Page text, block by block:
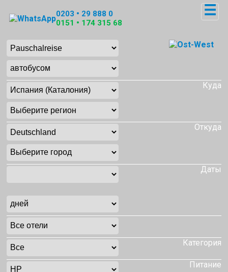
0203 • 29 888 0
0151 • 174 315 68
☰
Куда
Откуда
Даты
Категория
Питание